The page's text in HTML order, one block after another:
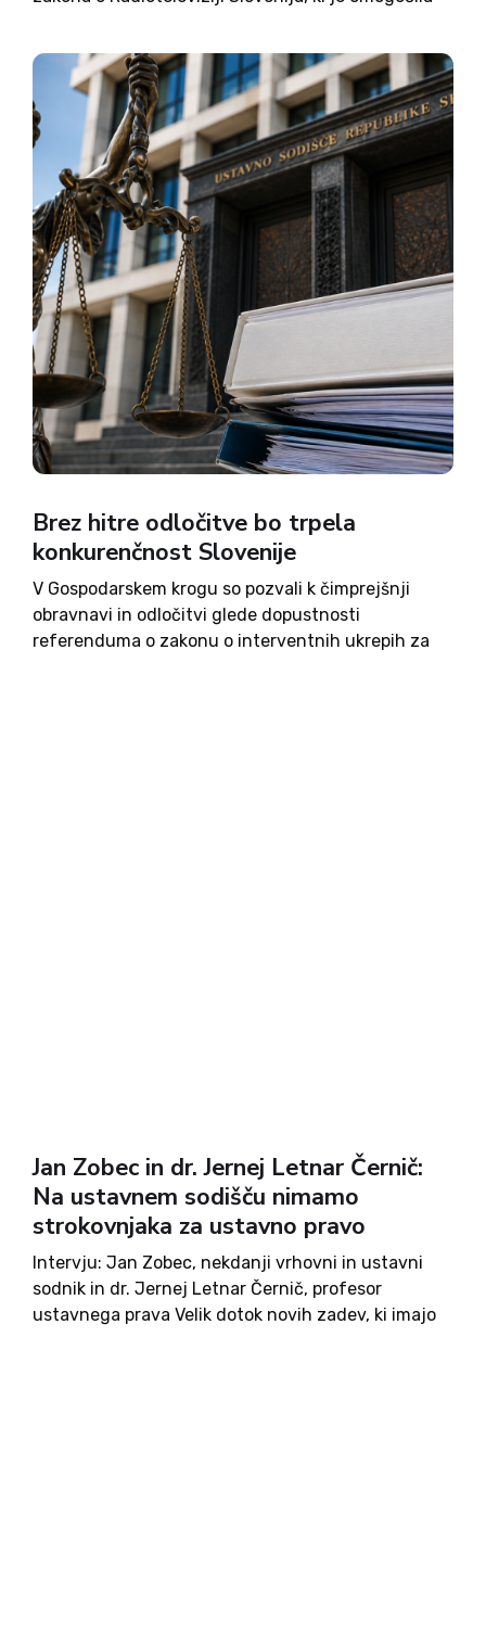
javne televizije in radia. Za levico in očitno tudi za
ustavno sodišče je šlo za...
Brez hitre odločitve bo trpela
konkurenčnost Slovenije
V Gospodarskem krogu so pozvali k čimprejšnji
obravnavi in odločitvi glede dopustnosti
referenduma o zakonu o interventnih ukrepih za
Jan Zobec in dr. Jernej Letnar Černič:
Na ustavnem sodišču nimamo
strokovnjaka za ustavno pravo
Intervju: Jan Zobec, nekdanji vrhovni in ustavni
sodnik in dr. Jernej Letnar Černič, profesor
ustavnega prava Velik dotok novih zadev, ki imajo